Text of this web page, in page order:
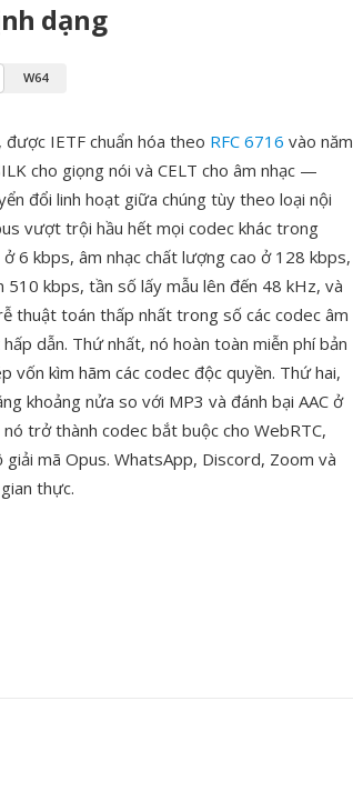
dạng
W64
IETF chuẩn hóa theo RFC 6716 vào năm
cho giọng nói và CELT cho âm nhạc —
đổi linh hoạt giữa chúng tùy theo loại nội
vượt trội hầu hết mọi codec khác trong
6 kbps, âm nhạc chất lượng cao ở 128 kbps,
kbps, tần số lấy mẫu lên đến 48 kHz, và
thuật toán thấp nhất trong số các codec âm
dẫn. Thứ nhất, nó hoàn toàn miễn phí bản
vốn kìm hãm các codec độc quyền. Thứ hai,
khoảng nửa so với MP3 và đánh bại AAC ở
trở thành codec bắt buộc cho WebRTC,
mã Opus. WhatsApp, Discord, Zoom và
thực.